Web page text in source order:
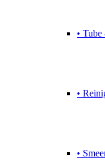
•
•
•